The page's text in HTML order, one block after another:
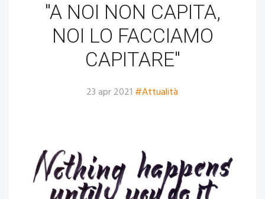
"A NOI NON CAPITA,
NOI LO FACCIAMO
CAPITARE"
23 apr 2021 #Attualità